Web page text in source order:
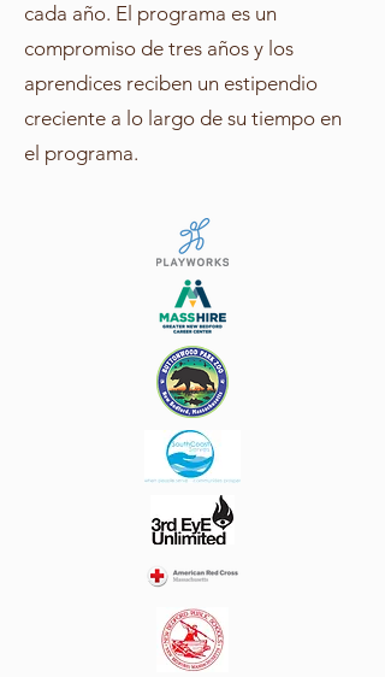
cada año. El programa es un
compromiso de tres años y los
aprendices reciben un estipendio
creciente a lo largo de su tiempo en
el programa.